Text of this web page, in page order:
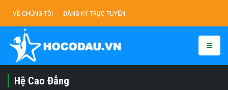
VỀ CHÚNG TÔI ĐĂNG KÝ TRỰC TUYẾN
Hệ Cao Đẳng